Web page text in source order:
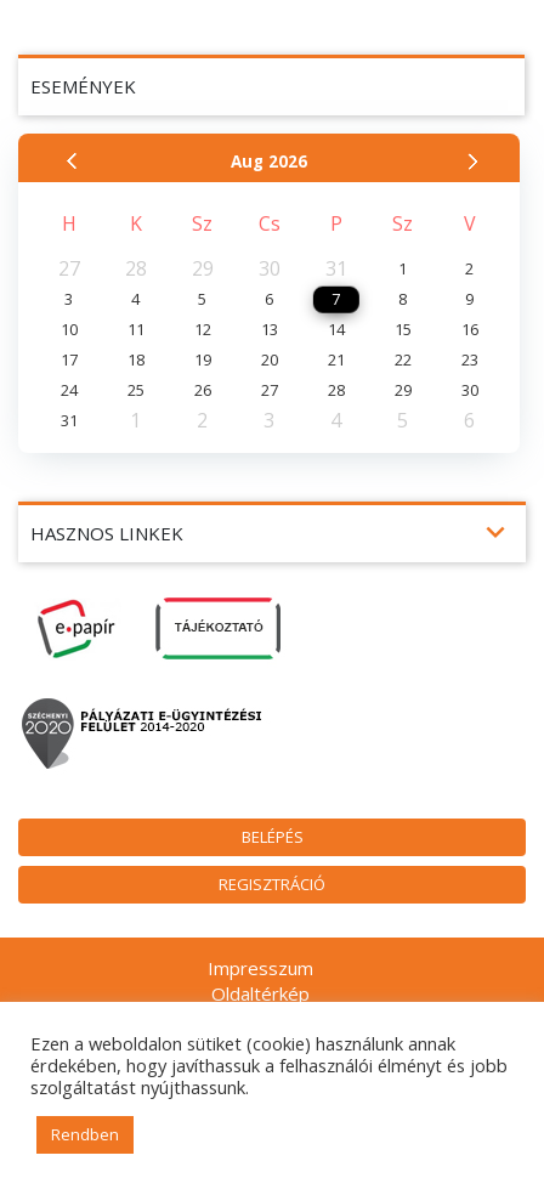
BELÉPÉS
REGISZTRÁCIÓ
HASZNOS LINKEK expand_more
ESEMÉNYEK
Aug 2026
H K Sz Cs P Sz
V
27
28 29 30 31 1
2
3
4 5 6 7 8
9
10
11 12 13 14 15
16
17
18 19 20 21 22
23
24
25 26 27 28 29
30
31
1 2 3 4 5 6
Impresszum
Oldaltérkép
Adatkezelési tájékoztatók
Technikai ajánlás
Gyakran ismételt kérdések
Ezen a weboldalon sütiket (cookie) használunk annak
érdekében, hogy javíthassuk a felhasználói élményt és jobb
szolgáltatást nyújthassunk.
Rendben